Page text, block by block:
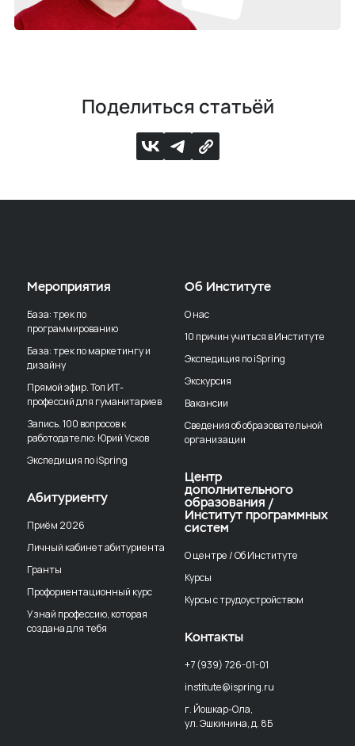
Поделиться статьёй
Мероприятия
База: трек по
программированию
База: трек по маркетингу и
дизайну
Прямой эфир. Топ ИТ-
профессий для гуманитариев
Запись. 100 вопросов к
работодателю: Юрий Усков
Экспедиция по iSpring
Абитуриенту
Приём 2026
Личный кабинет абитуриента
Гранты
Профориентационный курс
Узнай профессию, которая
создана для тебя
Об Институте
О нас
10 причин учиться в Институте
Экспедиция по iSpring
Экскурсия
Вакансии
Сведения об образовательной
организации
Центр
дополнительного
образования /
Институт программных
систем
О центре / Об Институте
Курсы
Курсы с трудоустройством
Контакты
+7 (939) 726-01-01
institute@ispring.ru
г. Йошкар-Ола,
ул. Эшкинина, д. 8Б